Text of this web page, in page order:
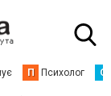
П Психолог С